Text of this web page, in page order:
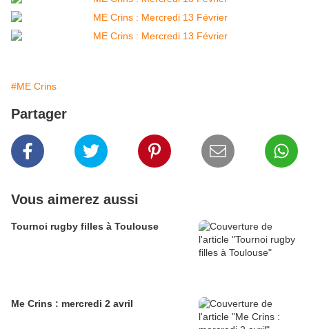
#ME Crins
Partager
Vous aimerez aussi
Tournoi rugby filles à Toulouse
Me Crins : mercredi 2 avril